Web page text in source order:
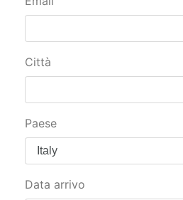
Città
Paese
Data arrivo